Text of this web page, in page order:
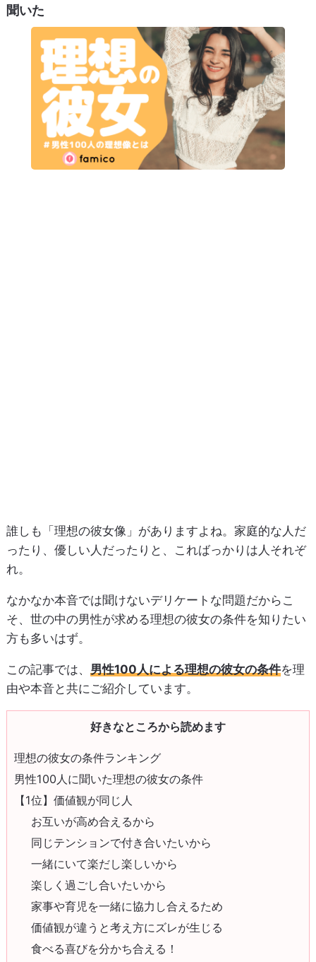
聞いた
誰しも「理想の彼女像」がありますよね。家庭的な人だ
ったり、優しい人だったりと、こればっかりは人それぞ
れ。
なかなか本音では聞けないデリケートな問題だからこ
そ、世の中の男性が求める理想の彼女の条件を知りたい
方も多いはず。
この記事では、 男性100人による理想の彼女の条件を理
由や本音と共にご紹介しています。
好きなところから読めます
理想の彼女の条件ランキング
男性100人に聞いた理想の彼女の条件
【1位】価値観が同じ人
お互いが高め合えるから
同じテンションで付き合いたいから
一緒にいて楽だし楽しいから
楽しく過ごし合いたいから
家事や育児を一緒に協力し合えるため
価値観が違うと考え方にズレが生じる
食べる喜びを分かち合える！